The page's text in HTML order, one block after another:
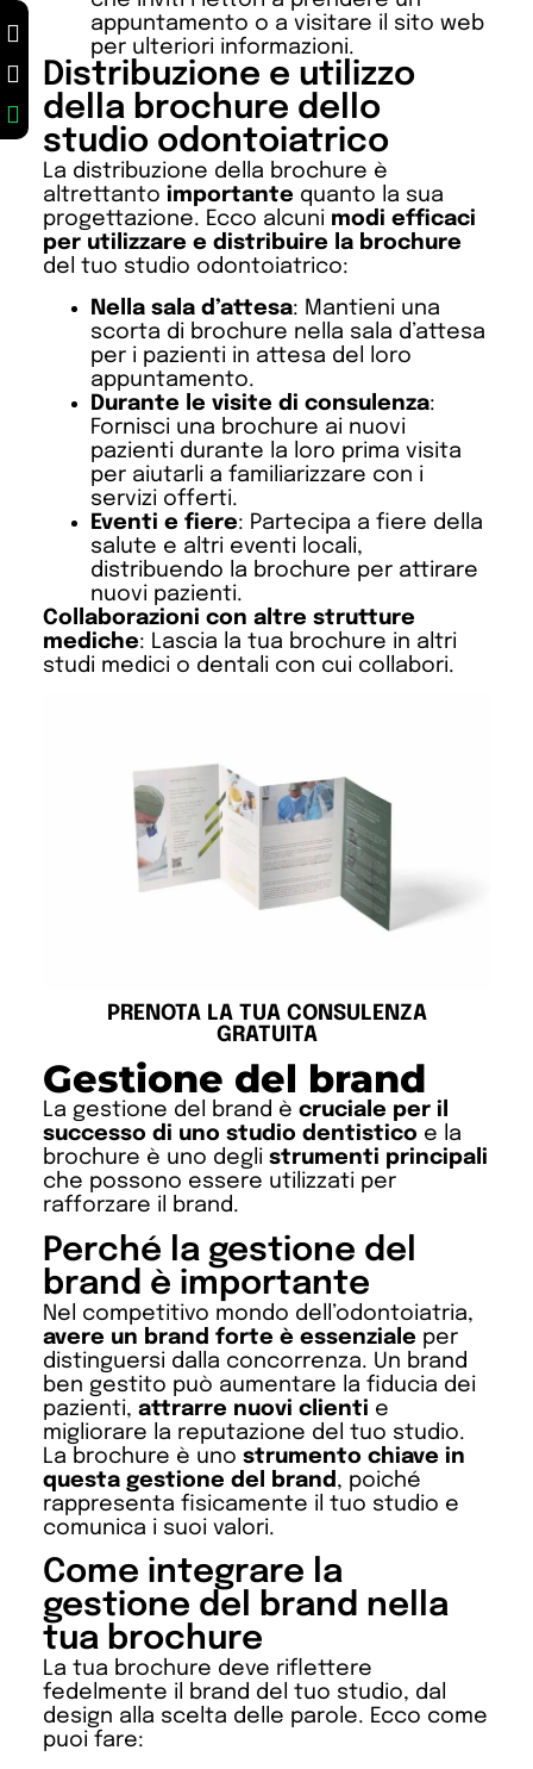
appuntamento o a visitare il sito web
per ulteriori informazioni.
Distribuzione e utilizzo
della brochure dello
studio odontoiatrico
La distribuzione della brochure è
altrettanto importante quanto la sua
progettazione. Ecco alcuni modi efficaci
per utilizzare e distribuire la brochure
del tuo studio odontoiatrico:
Nella sala d’attesa: Mantieni una
scorta di brochure nella sala d’attesa
per i pazienti in attesa del loro
appuntamento.
Durante le visite di consulenza:
Fornisci una brochure ai nuovi
pazienti durante la loro prima visita
per aiutarli a familiarizzare con i
servizi offerti.
Eventi e fiere: Partecipa a fiere della
salute e altri eventi locali,
distribuendo la brochure per attirare
nuovi pazienti.
Collaborazioni con altre strutture
mediche: Lascia la tua brochure in altri
studi medici o dentali con cui collabori.
PRENOTA LA TUA CONSULENZA
GRATUITA
Gestione del brand
La gestione del brand è cruciale per il
successo di uno studio dentistico e la
brochure è uno degli strumenti principali
che possono essere utilizzati per
rafforzare il brand.
Perché la gestione del
brand è importante
Nel competitivo mondo dell’odontoiatria,
avere un brand forte è essenziale per
distinguersi dalla concorrenza. Un brand
ben gestito può aumentare la fiducia dei
pazienti, attrarre nuovi clienti e
migliorare la reputazione del tuo studio.
La brochure è uno strumento chiave in
questa gestione del brand , poiché
rappresenta fisicamente il tuo studio e
comunica i suoi valori.
Come integrare la
gestione del brand nella
tua brochure
La tua brochure deve riflettere
fedelmente il brand del tuo studio, dal
design alla scelta delle parole. Ecco come
puoi fare: